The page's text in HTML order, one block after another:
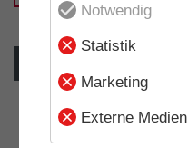
VORHERIGER
ARTIKEL
Notwendig
Statistik
Marketing
Externe Medien